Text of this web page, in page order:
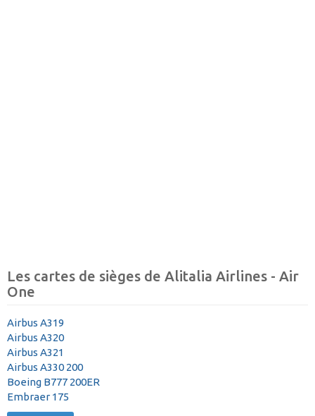
Les cartes de sièges de Alitalia Airlines - Air
One
Airbus A319
Airbus A320
Airbus A321
Airbus A330 200
Boeing B777 200ER
Embraer 175